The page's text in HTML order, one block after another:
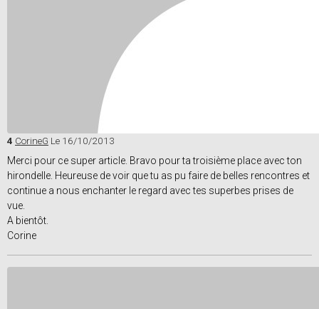
4 CorineG Le 16/10/2013
Merci pour ce super article. Bravo pour ta troisième place avec ton
hirondelle. Heureuse de voir que tu as pu faire de belles rencontres et
continue a nous enchanter le regard avec tes superbes prises de
vue.
A bientôt.
Corine